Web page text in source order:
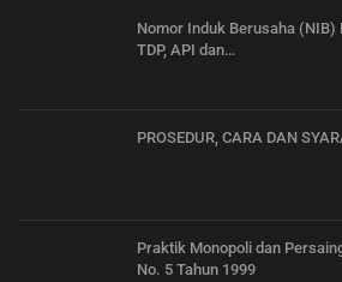
Nomor Induk Berusaha (NIB)
TDP, API dan…
PROSEDUR, CARA DAN
Praktik Monopoli dan
No. 5 Tahun 1999